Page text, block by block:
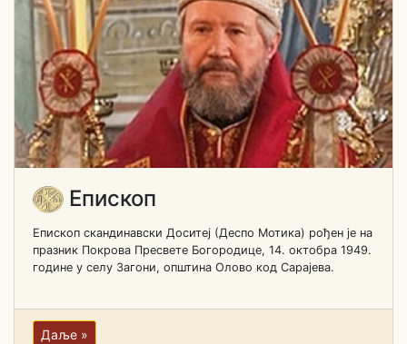
Епископ
Епископ скандинавски Доситеј (Деспо Мотика) рођен je на
празник Покрова Пресвете Богородице, 14. октобра 1949.
године у селу Загони, општина Олово код Сарајева.
Даље »